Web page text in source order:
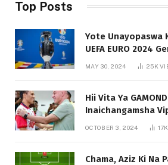
Top Posts
Yote Unayopaswa
UEFA EURO 2024
MAY 30, 2024 25K
Hii Vita Ya
Inaichangamsha
OCTOBER 3, 2024
Chama, Aziz Ki Na